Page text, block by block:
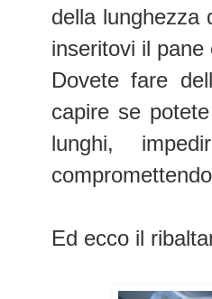
della lunghezza
inseritovi il
Dovete fare
capire se
lunghi,
Ed ecco il